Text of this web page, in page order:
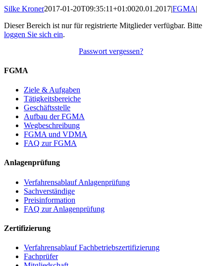
Silke Kroner2017-01-20T09:35:11+01:0020.01.2017|FGMA|
Dieser Bereich ist nur für registrierte Mitglieder verfügbar. Bitte
loggen Sie sich ein.
Passwort vergessen?
FGMA
Ziele & Aufgaben
Tätigkeitsbereiche
Geschäftsstelle
Aufbau der FGMA
Wegbeschreibung
FGMA und VDMA
FAQ zur FGMA
Anlagenprüfung
Verfahrensablauf Anlagenprüfung
Sachverständige
Preisinformation
FAQ zur Anlagenprüfung
Zertifizierung
Verfahrensablauf Fachbetriebszertifizierung
Fachprüfer